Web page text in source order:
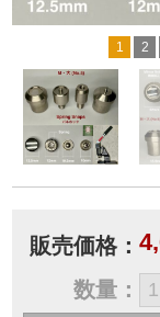
1 2
販売価格：
数量：